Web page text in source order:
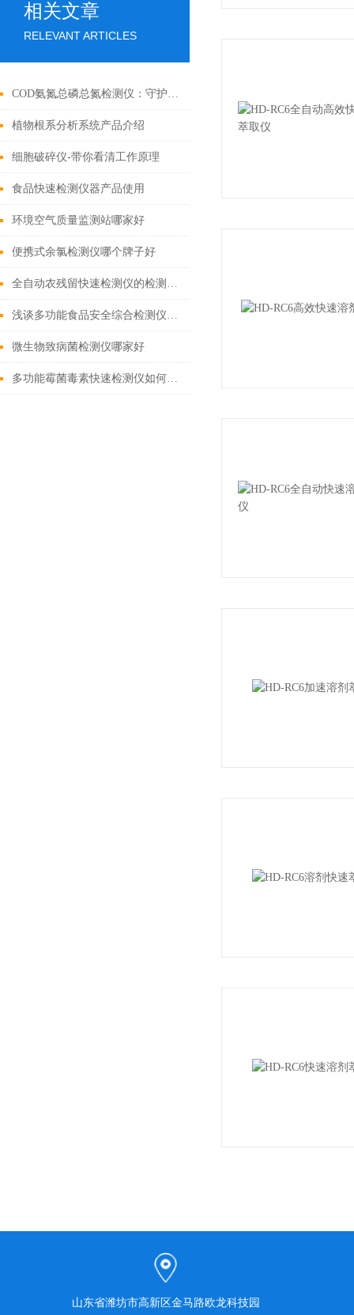
相关文章
RELEVANT ARTICLES
COD氨氮总磷总氮检测仪：守护水质安全的科技利器
植物根系分析系统产品介绍
细胞破碎仪-带你看清工作原理
食品快速检测仪器产品使用
环境空气质量监测站哪家好
便携式余氯检测仪哪个牌子好
全自动农残留快速检测仪的检测精度如何？
浅谈多功能食品安全综合检测仪器的性能特点
微生物致病菌检测仪哪家好
多功能霉菌毒素快速检测仪如何选择
山东省潍坊市高新区金马路欧龙科技园